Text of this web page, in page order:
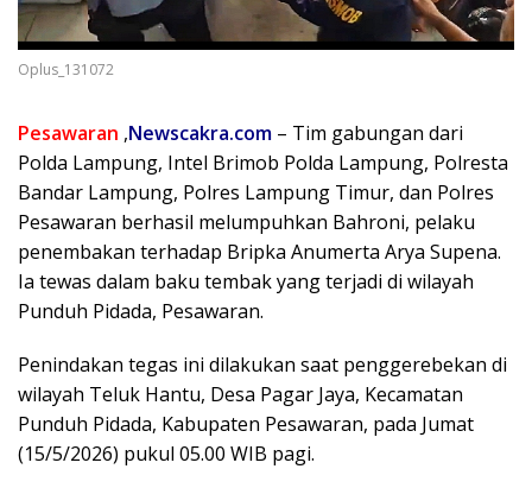
Oplus_131072
Pesawaran ,Newscakra.com – Tim gabungan dari
Polda Lampung, Intel Brimob Polda Lampung, Polresta
Bandar Lampung, Polres Lampung Timur, dan Polres
Pesawaran berhasil melumpuhkan Bahroni, pelaku
penembakan terhadap Bripka Anumerta Arya Supena.
Ia tewas dalam baku tembak yang terjadi di wilayah
Punduh Pidada, Pesawaran.
Penindakan tegas ini dilakukan saat penggerebekan di
wilayah Teluk Hantu, Desa Pagar Jaya, Kecamatan
Punduh Pidada, Kabupaten Pesawaran, pada Jumat
(15/5/2026) pukul 05.00 WIB pagi.